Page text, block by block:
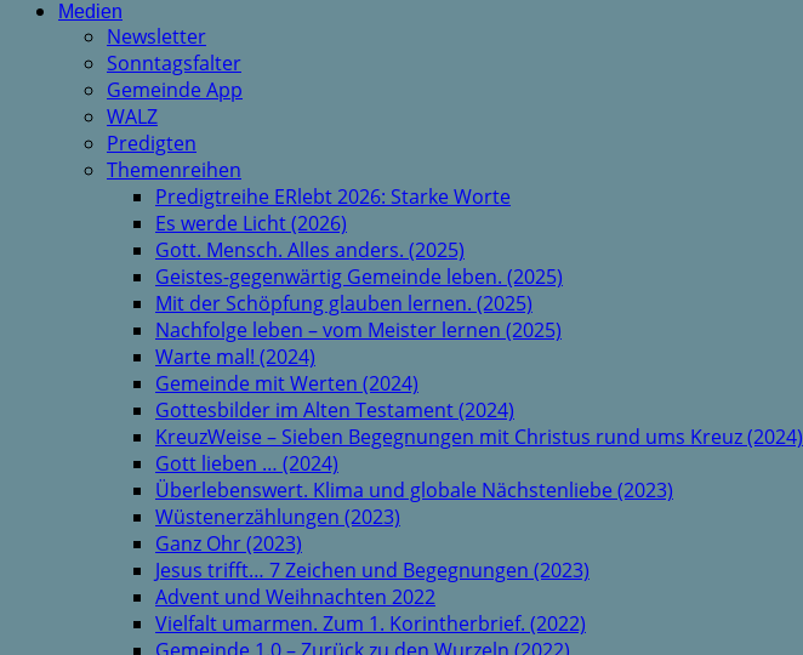
Medien
Newsletter
Sonntagsfalter
Gemeinde App
WALZ
Predigten
Themenreihen
Predigtreihe ERlebt 2026: Starke Worte
Es werde Licht (2026)
Gott. Mensch. Alles anders. (2025)
Geistes-gegenwärtig Gemeinde leben. (2025)
Mit der Schöpfung glauben lernen. (2025)
Nachfolge leben – vom Meister lernen (2025)
Warte mal! (2024)
Gemeinde mit Werten (2024)
Gottesbilder im Alten Testament (2024)
KreuzWeise – Sieben Begegnungen mit Christus rund ums Kreuz (2024)
Gott lieben … (2024)
Überlebenswert. Klima und globale Nächstenliebe (2023)
Wüstenerzählungen (2023)
Ganz Ohr (2023)
Jesus trifft… 7 Zeichen und Begegnungen (2023)
Advent und Weihnachten 2022
Vielfalt umarmen. Zum 1. Korintherbrief. (2022)